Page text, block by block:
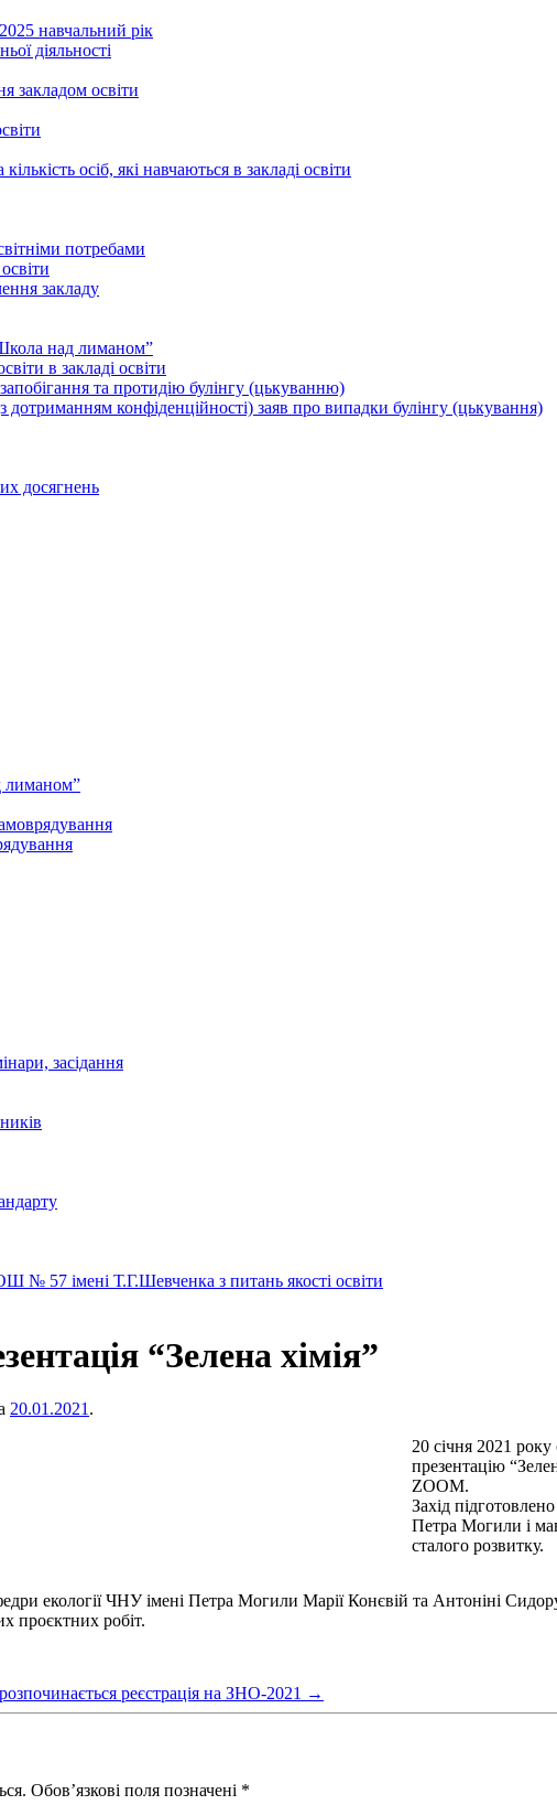
навчальний рік
діяльності
закладом освіти
осіб, які навчаються в закладі освіти
потребами
закладу
над лиманом”
в закладі освіти
та протидію булінгу (цькуванню)
дотриманням конфіденційності) заяв про випадки булінгу (цькування)
досягнень
лиманом”
засідання
№ 57 імені Т.Г.Шевченка з питань якості освіти
“Зелена хімія”
20.01.2021 .
20 січня 2021
презентацію
ZOOM.
Захід
Петра Могили і мав
сталого розвитку.
екології ЧНУ імені Петра Могили Марії Конєвій та Антоніні
проєктних робіт.
реєстрація на ЗНО-2021 →
Обов’язкові поля позначені *